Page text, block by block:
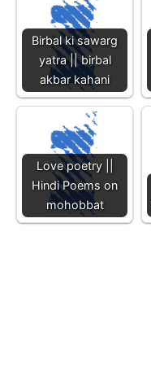
Birbal ki sawarg
yatra || birbal
akbar kahani
Love poetry ||
Hindi Poems on
mohobbat